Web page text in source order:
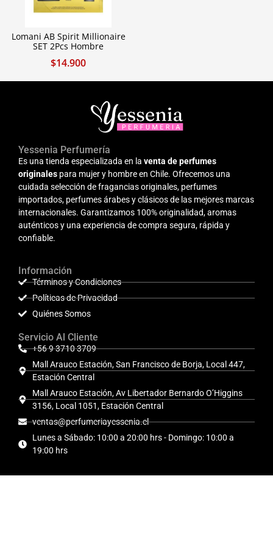
Lomani AB Spirit Millionaire
SET 2Pcs Hombre
$14.900
Yessenia Perfumería
Es una tienda especializada en la venta de perfumes
originales para mujer y hombre en Chile. Ofrecemos una
cuidada selección de fragancias originales, perfumes
importados, perfumes árabes y clásicos de las mejores marcas
internacionales. Garantizamos 100% originalidad, aromas
auténticos y una experiencia de compra segura, rápida y
confiable.
Información
Términos y Condiciones
Políticas de Privacidad
Quiénes Somos
Servicio Al Cliente
+56 9 3710 3709
Mall Arauco Estación, San Francisco de Borja, Local 447,
Estación Central
Mall Arauco Estación, Av Libertador Bernardo O’Higgins
3156, Local 1051, Estación Central
ventas@perfumeriayessenia.cl
Lunes a Sábado: 10:00 a 20:00 hrs - Domingo: 10:00 a
19:00 hrs